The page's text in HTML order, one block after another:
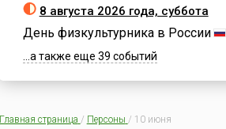
8 августа 2026 года, суббота
День физкультурника в России
...а также еще 39 событий
Главная страница / Персоны / 10 июня